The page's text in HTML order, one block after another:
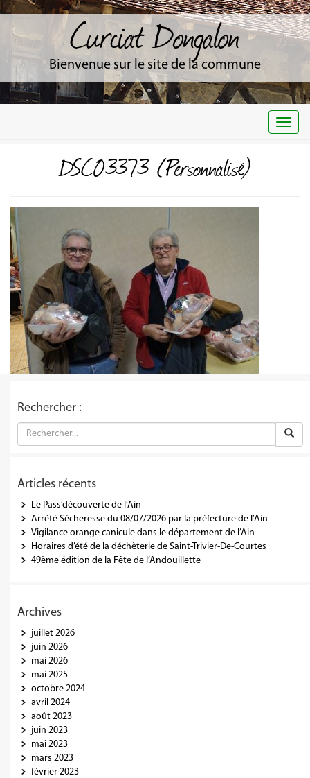
Curciat Dongalon
Bienvenue sur le site de la commune
DSC03373 (Personnalisé)
Rechercher :
Articles récents
Le Pass’découverte de l’Ain
Arrêté Sécheresse du 08/07/2026 par la préfecture de l’Ain
Vigilance orange canicule dans le département de l’Ain
Horaires d’été de la déchèterie de Saint-Trivier-De-Courtes
49ème édition de la Fête de l’Andouillette
Archives
juillet 2026
juin 2026
mai 2026
mai 2025
octobre 2024
avril 2024
août 2023
juin 2023
mai 2023
mars 2023
février 2023